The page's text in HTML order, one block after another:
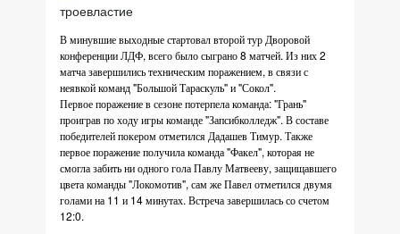
В минувшие выходные стартовал второй тур Дворовой
конференции ЛДФ, всего было сыграно 8 матчей. Из них 2
матча завершились техническим поражением, в связи с
неявкой команд "Большой Тараскуль" и "Сокол".
Первое поражение в сезоне потерпела команда: "Грань"
проиграв по ходу игры команде "Запсибколледж". В составе
победителей покером отметился Дадашев Тимур. Также
первое поражение получила команда "Факел", которая не
смогла забить ни одного гола Павлу Матвееву, защищавшего
цвета команды "Локомотив", сам же Павел отметился двумя
голами на 11 и 14 минутах. Встреча завершилась со счетом
12:0.